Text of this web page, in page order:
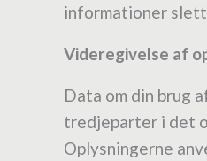
informationer
Videregivelse af
Data om din brug
tredjeparter i det
Oplysningerne